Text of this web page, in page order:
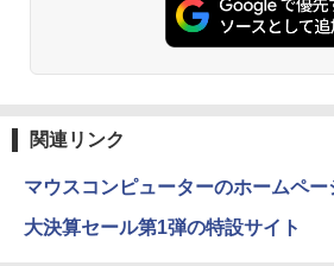
本日超得 P5倍｜
載｜中古 2in1 ノ
11 Office付き｜
￥49,800
【マラソン値引中
立 新品】ゲーミ
7 5700X メモリ
s11 デスクトップ
￥260,775
￥770
￥832
関連リンク
マウスコンピューターのホームペー
大決算セール第1弾の特設サイト